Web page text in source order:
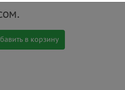
в корзину